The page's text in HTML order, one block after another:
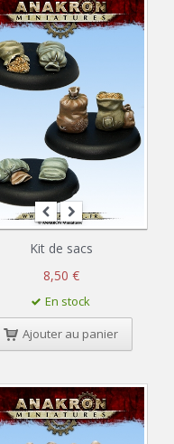
Kit de sacs
8,50 €
En stock
Ajouter au panier